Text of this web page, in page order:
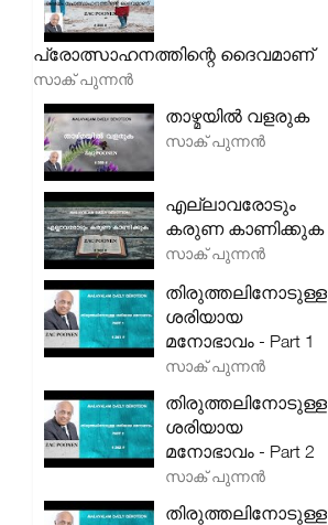
പ്രോത്സാഹനത്തിന്റെ ദൈവമാണ്
സാക് പുന്നൻ
താഴ്മയിൽ വളരുക
സാക് പുന്നൻ
എല്ലാവരോടും
കരുണ കാണിക്കുക
സാക് പുന്നൻ
തിരുത്തലിനോടുള്ള
ശരിയായ
മനോഭാവം - Part 1
സാക് പുന്നൻ
തിരുത്തലിനോടുള്ള
ശരിയായ
മനോഭാവം - Part 2
സാക് പുന്നൻ
തിരുത്തലിനോടുള്ള